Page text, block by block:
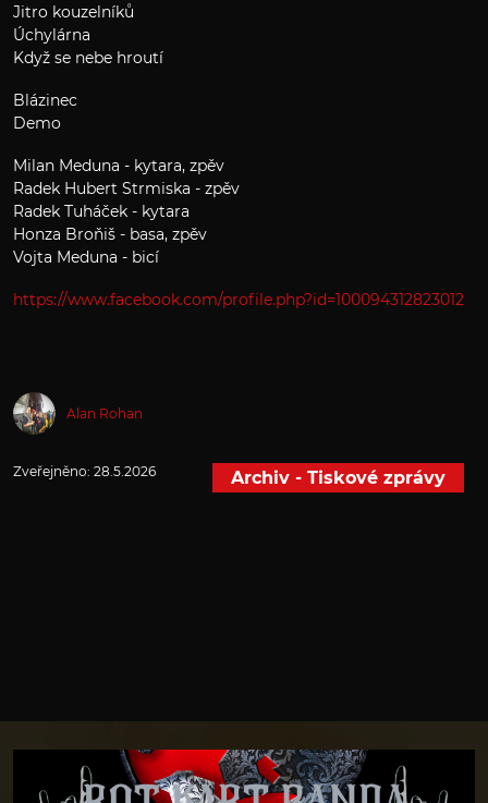
Jitro kouzelníků
Úchylárna
Když se nebe hroutí
Blázinec
Demo
Milan Meduna - kytara, zpěv
Radek Hubert Strmiska - zpěv
Radek Tuháček - kytara
Honza Broňiš - basa, zpěv
Vojta Meduna - bicí
https://www.facebook.com/profile.php?id=100094312823012
Alan Rohan
Zveřejněno: 28.5.2026 Archiv - Tiskové zprávy